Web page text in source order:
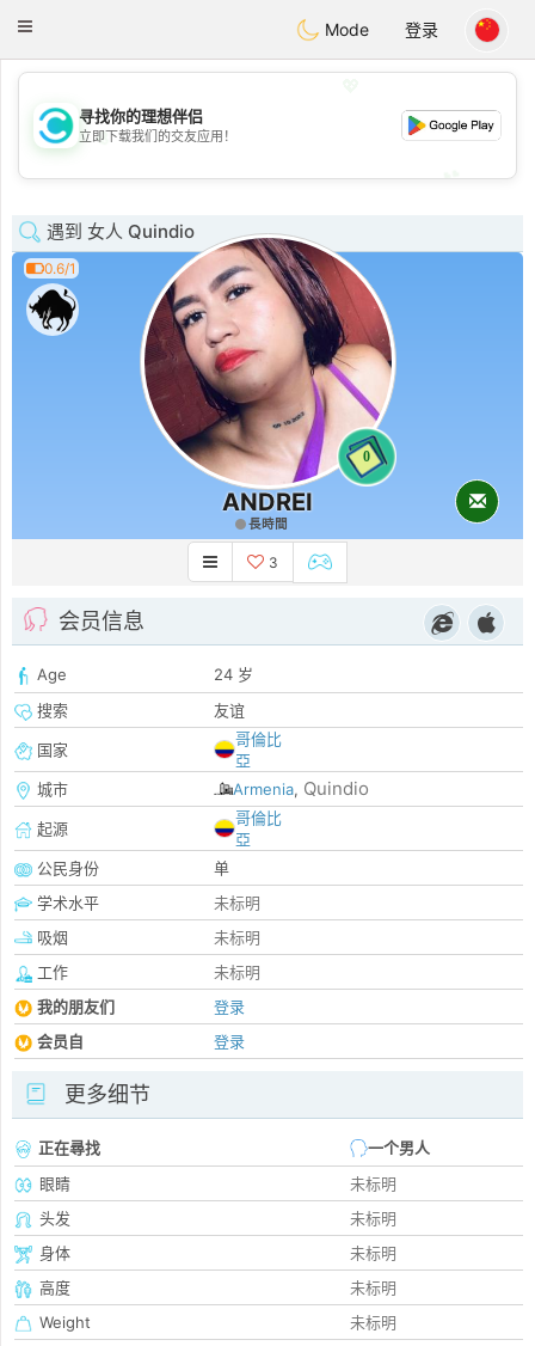
Citas
Toggle
Mode 登录
💖
寻找你的理想伴侣
立即下载我们的交友应用！
遇到 女人 Quindio
0.6/1
0
ANDREI
長時間
3
会员信息
Age
24 岁
搜索
友谊
国家
哥倫比
亞
城市
Armenia, Quindio
起源
哥倫比
亞
公民身份
单
学术水平
未标明
吸烟
未标明
工作
未标明
我的朋友们
登录
会员自
登录
更多细节
正在尋找
一个男人
眼睛
未标明
头发
未标明
身体
未标明
高度
未标明
Weight
未标明